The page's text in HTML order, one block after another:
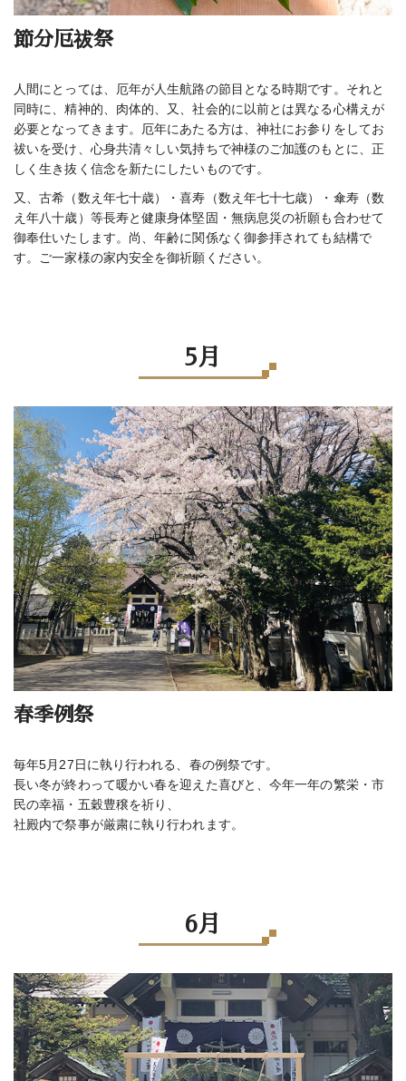
節分厄祓祭
人間にとっては、厄年が人生航路の節目となる時期です。それと
同時に、精神的、肉体的、又、社会的に以前とは異なる心構えが
必要となってきます。厄年にあたる方は、神社にお参りをしてお
祓いを受け、心身共清々しい気持ちで神様のご加護のもとに、正
しく生き抜く信念を新たにしたいものです。
又、古希（数え年七十歳）・喜寿（数え年七十七歳）・傘寿（数
え年八十歳）等長寿と健康身体堅固・無病息災の祈願も合わせて
御奉仕いたします。尚、年齢に関係なく御参拝されても結構で
す。ご一家様の家内安全を御祈願ください。
5月
春季例祭
毎年5月27日に執り行われる、春の例祭です。
長い冬が終わって暖かい春を迎えた喜びと、今年一年の繁栄・市
民の幸福・五穀豊穣を祈り、
社殿内で祭事が厳粛に執り行われます。
6月